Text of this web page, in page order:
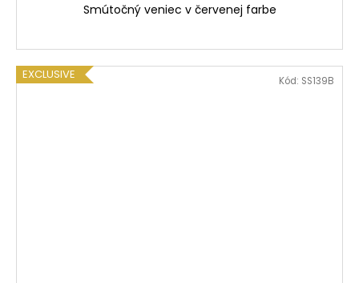
Smútočný veniec v červenej farbe
EXCLUSIVE Kód: SS139B